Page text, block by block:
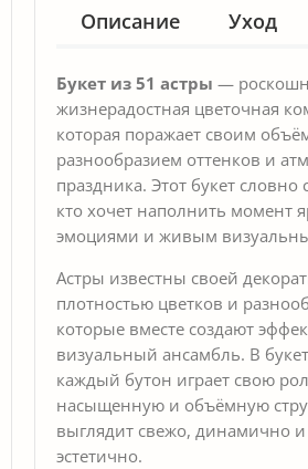
Описание Уход
Букет из 51 астры —
жизнерадостная цветочная
которая поражает своим
разнообразием оттенков и
праздника. Этот букет словно
кто хочет наполнить момент
эмоциями и живым
Астры известны своей
плотностью цветков и
которые вместе создают
визуальный ансамбль. В
каждый бутон играет свою
насыщенную и объёмную
выглядит свежо, динамично
эстетично.